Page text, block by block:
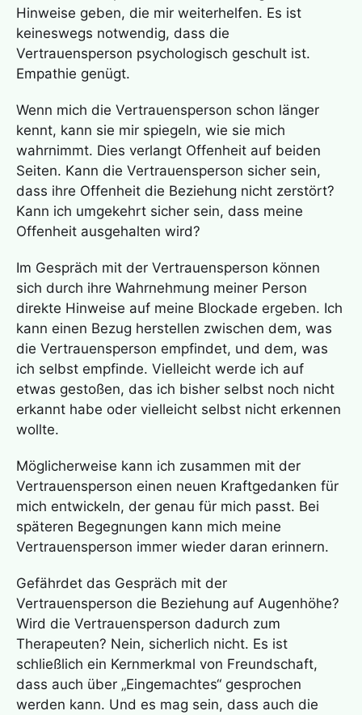
Hinweise geben, die mir weiterhelfen. Es ist
keineswegs notwendig, dass die
Vertrauensperson psychologisch geschult ist.
Empathie genügt.
Wenn mich die Vertrauensperson schon länger
kennt, kann sie mir spiegeln, wie sie mich
wahrnimmt. Dies verlangt Offenheit auf beiden
Seiten. Kann die Vertrauensperson sicher sein,
dass ihre Offenheit die Beziehung nicht zerstört?
Kann ich umgekehrt sicher sein, dass meine
Offenheit ausgehalten wird?
Im Gespräch mit der Vertrauensperson können
sich durch ihre Wahrnehmung meiner Person
direkte Hinweise auf meine Blockade ergeben. Ich
kann einen Bezug herstellen zwischen dem, was
die Vertrauensperson empfindet, und dem, was
ich selbst empfinde. Vielleicht werde ich auf
etwas gestoßen, das ich bisher selbst noch nicht
erkannt habe oder vielleicht selbst nicht erkennen
wollte.
Möglicherweise kann ich zusammen mit der
Vertrauensperson einen neuen Kraftgedanken für
mich entwickeln, der genau für mich passt. Bei
späteren Begegnungen kann mich meine
Vertrauensperson immer wieder daran erinnern.
Gefährdet das Gespräch mit der
Vertrauensperson die Beziehung auf Augenhöhe?
Wird die Vertrauensperson dadurch zum
Therapeuten? Nein, sicherlich nicht. Es ist
schließlich ein Kernmerkmal von Freundschaft,
dass auch über „Eingemachtes“ gesprochen
werden kann. Und es mag sein, dass auch die